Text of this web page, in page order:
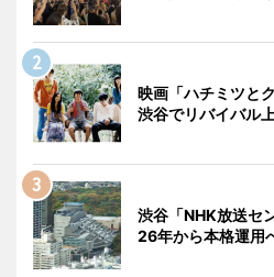
映画「ハチミツと
渋谷でリバイバル
渋谷「NHK放送
26年から本格運用